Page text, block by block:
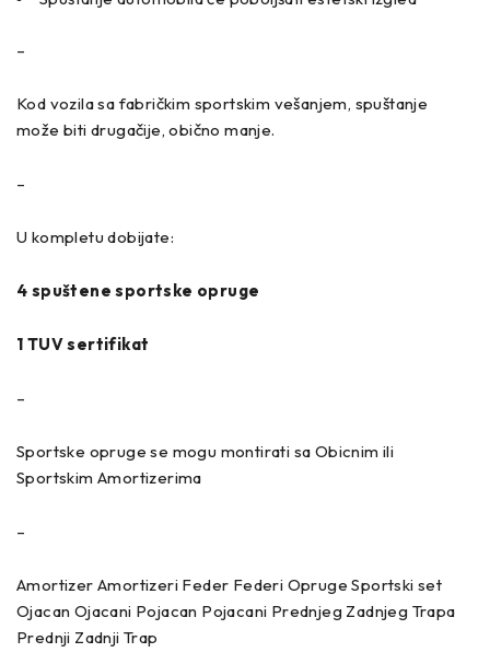
–
Kod vozila sa fabričkim sportskim vešanjem, spuštanje
može biti drugačije, obično manje.
–
U kompletu dobijate:
4 spuštene sportske opruge
1 TUV sertifikat
–
Sportske opruge se mogu montirati sa Obicnim ili
Sportskim Amortizerima
–
Amortizer Amortizeri Feder Federi Opruge Sportski set
Ojacan Ojacani Pojacan Pojacani Prednjeg Zadnjeg Trapa
Prednji Zadnji Trap